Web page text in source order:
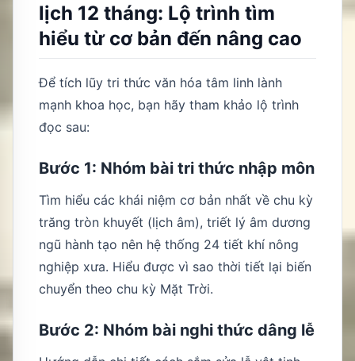
lịch 12 tháng: Lộ trình tìm
hiểu từ cơ bản đến nâng cao
Để tích lũy tri thức văn hóa tâm linh lành
mạnh khoa học, bạn hãy tham khảo lộ trình
đọc sau:
Bước 1: Nhóm bài tri thức nhập môn
Tìm hiểu các khái niệm cơ bản nhất về chu kỳ
trăng tròn khuyết (lịch âm), triết lý âm dương
ngũ hành tạo nên hệ thống 24 tiết khí nông
nghiệp xưa. Hiểu được vì sao thời tiết lại biến
chuyển theo chu kỳ Mặt Trời.
Bước 2: Nhóm bài nghi thức dâng lễ